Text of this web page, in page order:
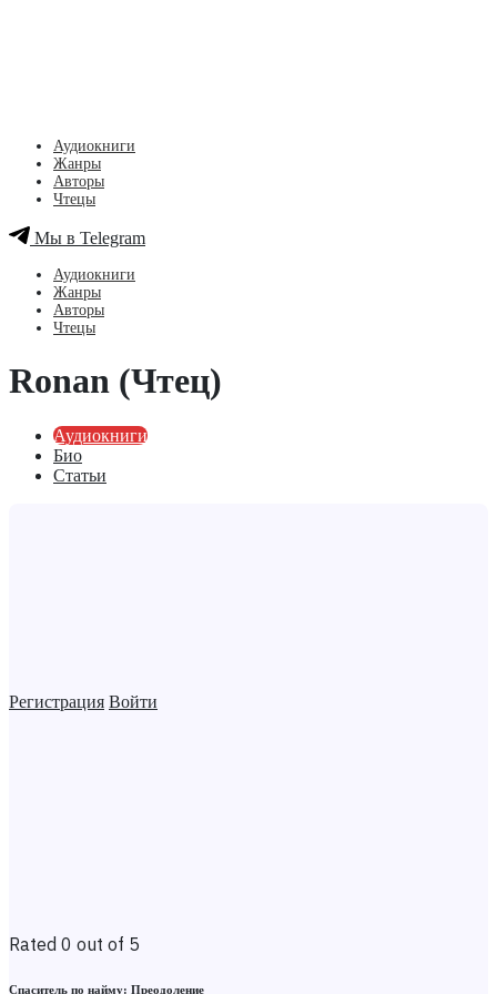
Регистрация Войти
Аудиокниги
Жанры
Авторы
Чтецы
Мы в Telegram
Аудиокниги
Жанры
Авторы
Чтецы
Ronan (Чтец)
Аудиокниги
Био
Статьи
Rated 0 out of 5
Спаситель по найму: Преодоление